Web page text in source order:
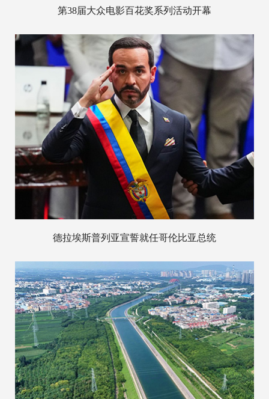
第38届大众电影百花奖系列活动开幕
德拉埃斯普列亚宣誓就任哥伦比亚总统